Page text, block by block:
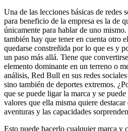
Una de las lecciones básicas de redes
para beneficio de la empresa es la de
únicamente para hablar de uno
también hay que tener en cuenta otro
quedarse constreñida por lo que es y
un paso más allá. Tiene que
elemento dominante en un terreno o
análisis, Red Bull en sus redes
sino también de deportes extremos.
que se puede ligar la marca y se
valores que ella misma quiere
aventuras y las capacidades
Esto puede hacerlo cualquier marca y